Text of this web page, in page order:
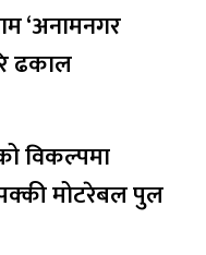
‘अनामनगर
ढकाल
विकल्पमा
पक्की मोटरेबल पुल